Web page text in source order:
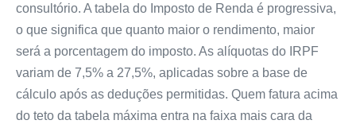
consultório. A tabela do Imposto de Renda é progressiva,
o que significa que quanto maior o rendimento, maior
será a porcentagem do imposto. As alíquotas do IRPF
variam de 7,5% a 27,5%, aplicadas sobre a base de
cálculo após as deduções permitidas. Quem fatura acima
do teto da tabela máxima entra na faixa mais cara da